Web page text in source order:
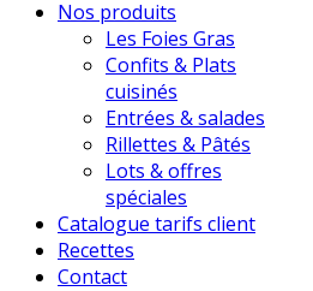
Nos produits
Les Foies Gras
Confits & Plats
cuisinés
Entrées & salades
Rillettes & Pâtés
Lots & offres
spéciales
Catalogue tarifs client
Recettes
Contact